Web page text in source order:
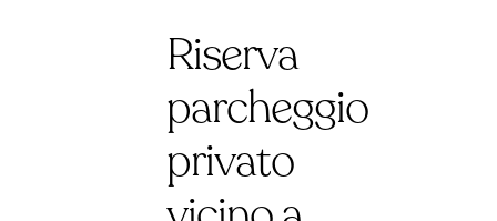
Riserva
parcheggio
privato